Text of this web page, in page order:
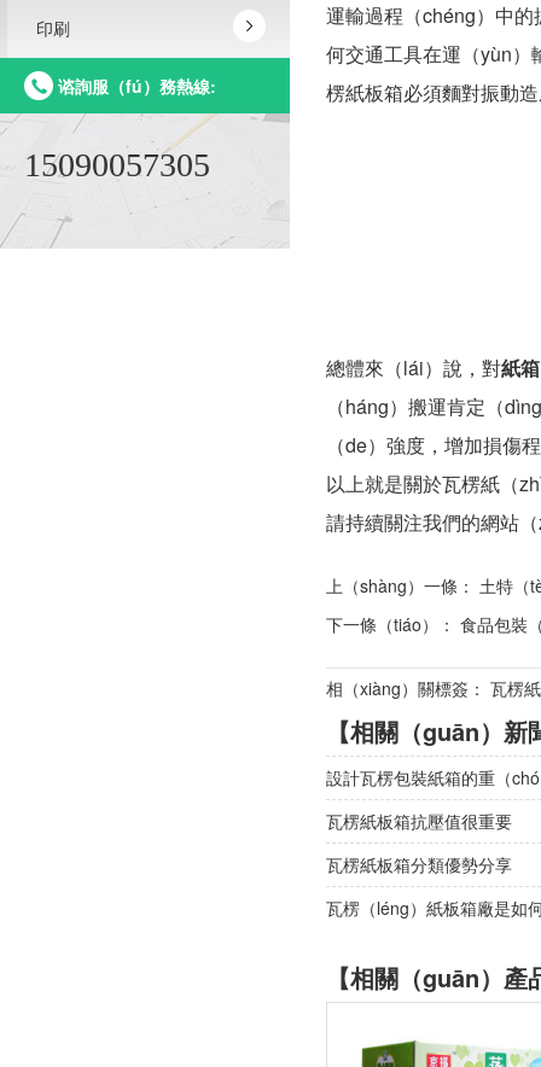
印刷
谘詢服（fú）務熱線:
15090057305
運輸過程（chéng）中
何交通工具在運（yùn
楞紙板箱必須麵對振動
總體來（lái）說，對紙箱
（háng）搬運肯定（
（de）強度，增加損傷
以上就是關於瓦楞紙（
請持續關注我們的網站
上（shàng）一條： 土特（
下一條（tiáo）： 食品包裝
相（xiàng）關標簽： 瓦楞
【相關（guān）新
設計瓦楞包裝紙箱的重（
瓦楞紙板箱抗壓值很重要
瓦楞紙板箱分類優勢分享
瓦楞（léng）紙板箱廠是如
【相關（guān）產